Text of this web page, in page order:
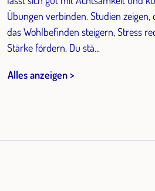
Übungen verbinden. Studien zeigen,
das Wohlbefinden steigern, Stress
Stärke fördern. Du stä...
Alles anzeigen >